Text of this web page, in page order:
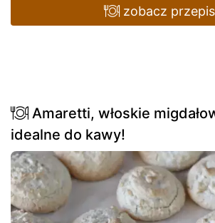
zobacz przepis
Amaretti, włoskie
idealne do kawy!